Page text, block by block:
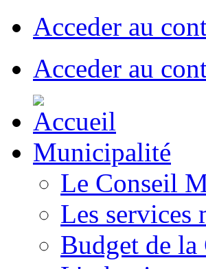
Acceder au
Acceder au
Municipalité
Le Conseil
Les services
Budget de la